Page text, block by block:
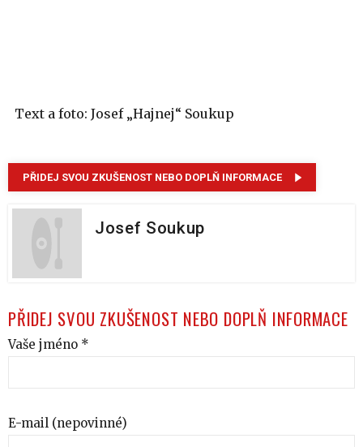
Text a foto: Josef „Hajnej“ Soukup
PŘIDEJ SVOU ZKUŠENOST NEBO DOPLŇ INFORMACE
Josef Soukup
PŘIDEJ SVOU ZKUŠENOST NEBO DOPLŇ INFORMACE
Vaše jméno *
E-mail (nepovinné)